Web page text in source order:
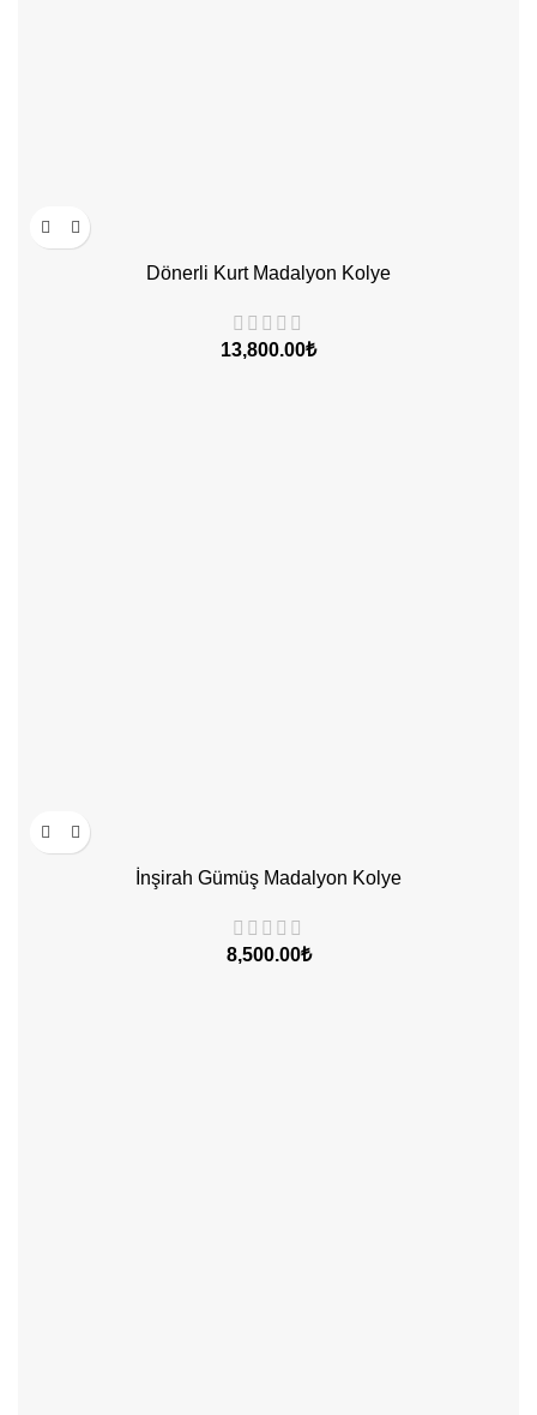
Dönerli Kurt Madalyon Kolye
13,800.00₺
İnşirah Gümüş Madalyon Kolye
8,500.00₺